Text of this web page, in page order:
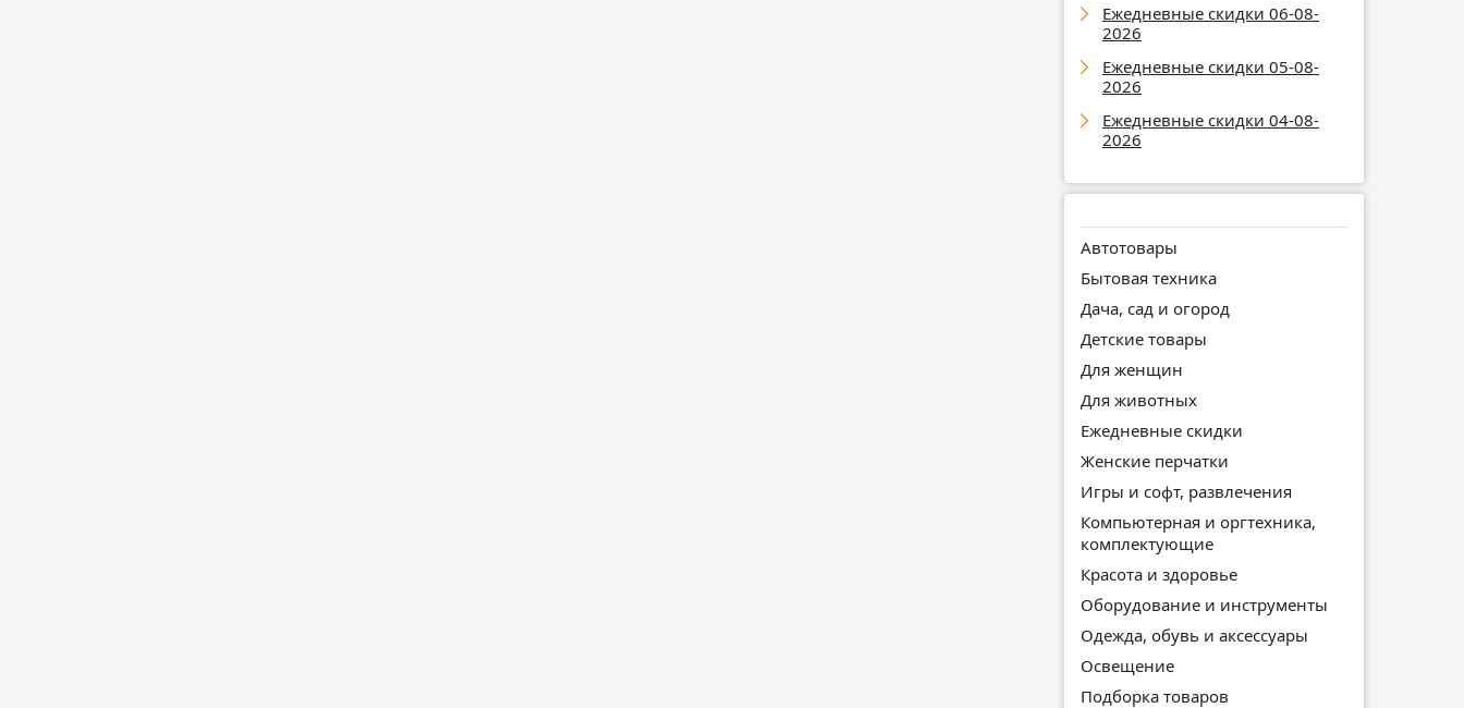
Ежедневные скидки 06-08-
2026
Ежедневные скидки 05-08-
2026
Ежедневные скидки 04-08-
2026
Автотовары
Бытовая техника
Дача, сад и огород
Детские товары
Для женщин
Для животных
Ежедневные скидки
Женские перчатки
Игры и софт, развлечения
Компьютерная и оргтехника,
комплектующие
Красота и здоровье
Оборудование и инструменты
Одежда, обувь и аксессуары
Освещение
Подборка товаров